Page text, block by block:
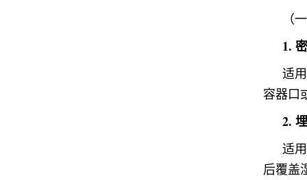
（
1.
适
容器口
2.
适
后覆盖